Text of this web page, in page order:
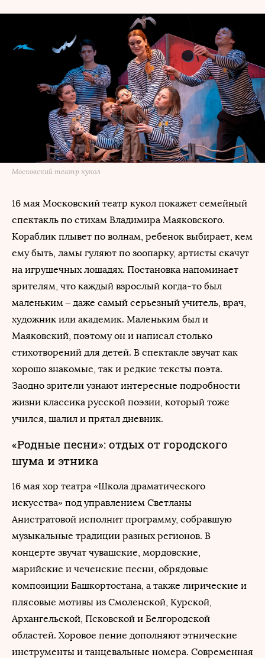
Московский театр кукол
16 мая Московский театр кукол покажет семейный
спектакль по стихам Владимира Маяковского.
Кораблик плывет по волнам, ребенок выбирает, кем
ему быть, ламы гуляют по зоопарку, артисты скачут
на игрушечных лошадях. Постановка напоминает
зрителям, что каждый взрослый когда-то был
маленьким – даже самый серьезный учитель, врач,
художник или академик. Маленьким был и
Маяковский, поэтому он и написал столько
стихотворений для детей. В спектакле звучат как
хорошо знакомые, так и редкие тексты поэта.
Заодно зрители узнают интересные подробности
жизни классика русской поэзии, который тоже
учился, шалил и прятал дневник.
«Родные песни»: отдых от городского
шума и этника
16 мая хор театра «Школа драматического
искусства» под управлением Светланы
Анистратовой исполнит программу, собравшую
музыкальные традиции разных регионов. В
концерте звучат чувашские, мордовские,
марийские и чеченские песни, обрядовые
композиции Башкортостана, а также лирические и
плясовые мотивы из Смоленской, Курской,
Архангельской, Псковской и Белгородской
областей. Хоровое пение дополняют этнические
инструменты и танцевальные номера. Современная